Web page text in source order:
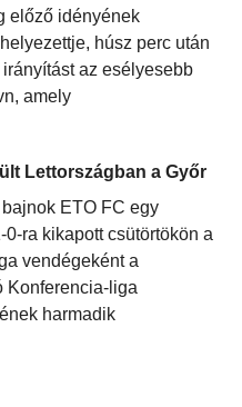
előző idényének
húsz perc után
irányítást az esélyesebb
amely
Lettországban a Győr
ETO FC egy
ra kikapott csütörtökön a
vendégeként a
Konferencia-liga
harmadik